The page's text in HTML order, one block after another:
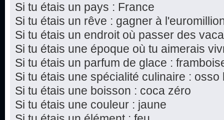
Si tu étais un pays : France
Si tu étais un rêve : gagner à
Si tu étais un endroit où passer des
Si tu étais une époque où tu aimerais
Si tu étais un parfum de glace :
Si tu étais une spécialité culinaire :
Si tu étais une boisson : coca zéro
Si tu étais une couleur : jaune